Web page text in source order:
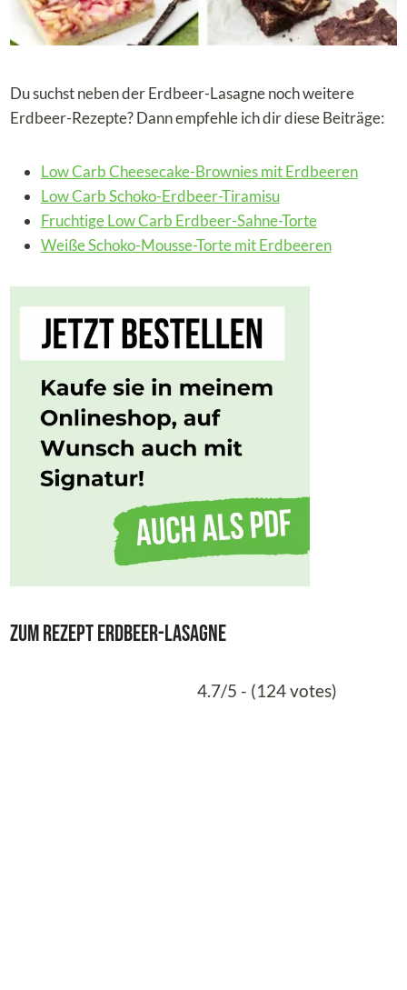
Du suchst neben der Erdbeer-Lasagne noch weitere
Erdbeer-Rezepte? Dann empfehle ich dir diese Beiträge:
Low Carb Cheesecake-Brownies mit Erdbeeren
Low Carb Schoko-Erdbeer-Tiramisu
Fruchtige Low Carb Erdbeer-Sahne-Torte
Weiße Schoko-Mousse-Torte mit Erdbeeren
Zum Rezept Erdbeer-Lasagne
4.7/5 - (124 votes)